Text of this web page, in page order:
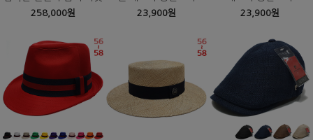
258,000원 23,900원 23,900원